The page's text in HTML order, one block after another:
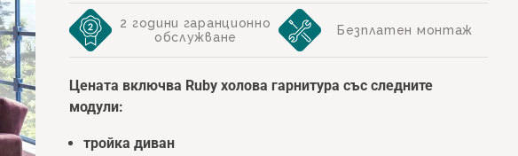
2 години гаранционно
обслужване
Безплатен монтаж
Цената включва Ruby холова гарнитура със следните
модули:
тройка диван